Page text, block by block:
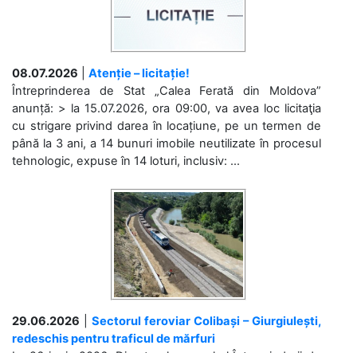
08.07.2026
Atenție – licitație!
Întreprinderea de Stat „Calea Ferată din Moldova”
anunță: > la 15.07.2026, ora 09:00, va avea loc licitaţia
cu strigare privind darea în locațiune, pe un termen de
până la 3 ani, a 14 bunuri imobile neutilizate în procesul
tehnologic, expuse în 14 loturi, inclusiv: ...
29.06.2026
Sectorul feroviar Colibași – Giurgiulești,
redeschis pentru traficul de mărfuri